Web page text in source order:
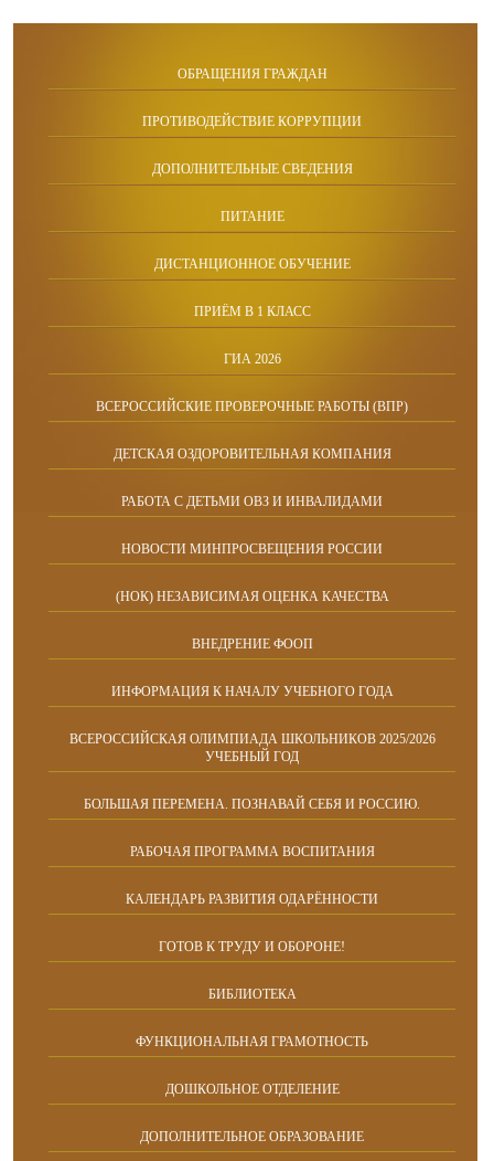
ОБРАЩЕНИЯ ГРАЖДАН
ПРОТИВОДЕЙСТВИЕ КОРРУПЦИИ
ДОПОЛНИТЕЛЬНЫЕ СВЕДЕНИЯ
ПИТАНИЕ
ДИСТАНЦИОННОЕ ОБУЧЕНИЕ
ПРИЁМ В 1 КЛАСС
ГИА 2026
ВСЕРОССИЙСКИЕ ПРОВЕРОЧНЫЕ РАБОТЫ (ВПР)
ДЕТСКАЯ ОЗДОРОВИТЕЛЬНАЯ КОМПАНИЯ
РАБОТА С ДЕТЬМИ ОВЗ И ИНВАЛИДАМИ
НОВОСТИ МИНПРОСВЕЩЕНИЯ РОССИИ
(НОК) НЕЗАВИСИМАЯ ОЦЕНКА КАЧЕСТВА
ВНЕДРЕНИЕ ФООП
ИНФОРМАЦИЯ К НАЧАЛУ УЧЕБНОГО ГОДА
ВСЕРОССИЙСКАЯ ОЛИМПИАДА ШКОЛЬНИКОВ 2025/2026
УЧЕБНЫЙ ГОД
БОЛЬШАЯ ПЕРЕМЕНА. ПОЗНАВАЙ СЕБЯ И РОССИЮ.
РАБОЧАЯ ПРОГРАММА ВОСПИТАНИЯ
КАЛЕНДАРЬ РАЗВИТИЯ ОДАРЁННОСТИ
ГОТОВ К ТРУДУ И ОБОРОНЕ!
БИБЛИОТЕКА
ФУНКЦИОНАЛЬНАЯ ГРАМОТНОСТЬ
ДОШКОЛЬНОЕ ОТДЕЛЕНИЕ
ДОПОЛНИТЕЛЬНОЕ ОБРАЗОВАНИЕ